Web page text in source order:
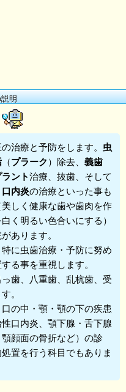
明
治療と予防をします。 虫
（プラーク）除去、 義歯
ント治療、抜歯、そして
口内炎の治療といった事も
しく健康な歯や歯肉を作
く明るい色合いにする）
あります。
に虫歯治療・予防に努め
る事を重視します。
歯、八重歯、乱杭歯、受
。
の中・顎・顎の下の疾患
性口内炎、顎下腺・舌下腺
顔面の骨折など）の診
置を行う科目でもありま